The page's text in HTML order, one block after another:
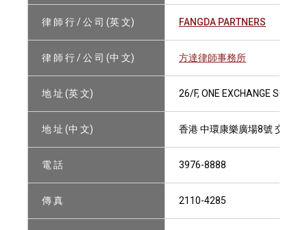
律 師 行 / 公 司 (英 文) FANGDA PARTNERS
律 師 行 / 公 司 (中 文) 方達律師事務所
地 址 (英 文) 26/F, ONE EXCHANGE
地 址 (中 文) 香港 中環康樂廣場8號 交易廣
電 話 3976-8888
傳 真 2110-4285